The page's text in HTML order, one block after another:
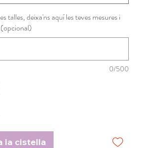
talles, deixa'ns aquí les teves mesures i
0/500
la cistella